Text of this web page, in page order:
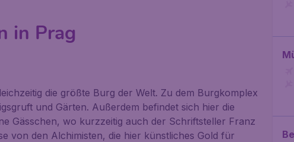
in Prag
die größte Burg der Welt. Zu dem Burgkomplex
und Gärten. Außerdem befindet sich hier die
Gässchen, wo kurzzeitig auch der Schriftsteller Franz
von den Alchimisten, die hier künstliches Gold für